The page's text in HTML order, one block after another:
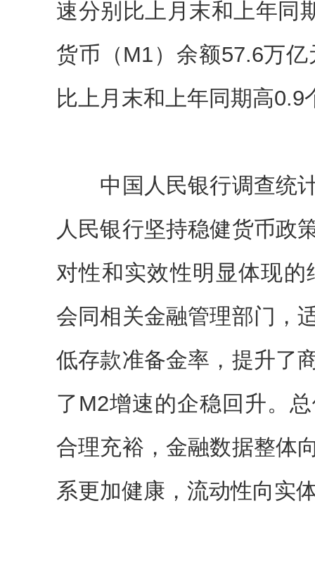
速分别比上月末和上年同
货币（M1）余额57.6万
比上月末和上年同期高0.9
中国人民银行调查统计
人民银行坚持稳健货币政
对性和实效性明显体现
会同相关金融管理部门，
低存款准备金率，提升了
了M2增速的企稳回升。
合理充裕，金融数据整体
系更加健康，流动性向实